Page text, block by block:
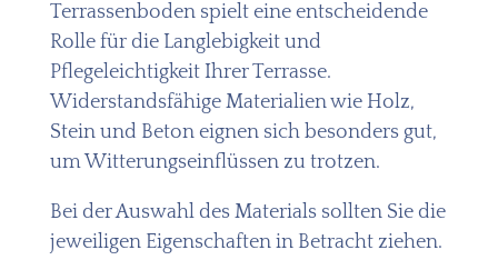
Terrassenboden spielt eine entscheidende
Rolle für die Langlebigkeit und
Pflegeleichtigkeit Ihrer Terrasse.
Widerstandsfähige Materialien wie Holz,
Stein und Beton eignen sich besonders gut,
um Witterungseinflüssen zu trotzen.
Bei der Auswahl des Materials sollten Sie die
jeweiligen Eigenschaften in Betracht ziehen.